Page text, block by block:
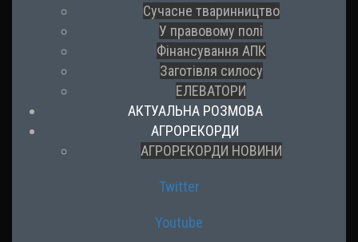
Сучасне тваринництво
У правовому полі
Фінансування АПК
Заготівля силосу
ЕЛЕВАТОРИ
АКТУАЛЬНА РОЗМОВА
АГРОРЕКОРДИ
АГРОРЕКОРДИ НОВИНИ
Twitter
Youtube